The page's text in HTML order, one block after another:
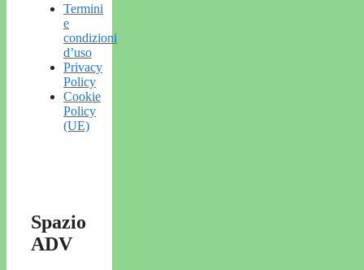
Termini
e
condizioni
d’uso
Privacy
Policy
Cookie
Policy
(UE)
Spazio
ADV